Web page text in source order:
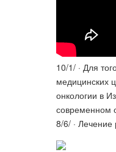
10/1/ · Для
медицинских
онкологии в
современном
8/6/ · Лечение